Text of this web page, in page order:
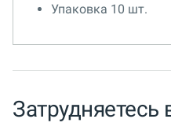
Упаковка 10 шт.
Затрудняетесь